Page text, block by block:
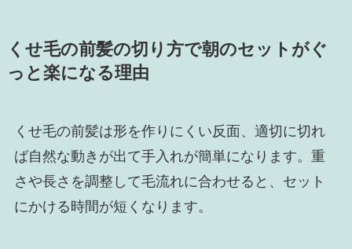
くせ毛の前髪の切り方で朝のセットがぐ
っと楽になる理由
くせ毛の前髪は形を作りにくい反面、適切に切れ
ば自然な動きが出て手入れが簡単になります。重
さや長さを調整して毛流れに合わせると、セット
にかける時間が短くなります。